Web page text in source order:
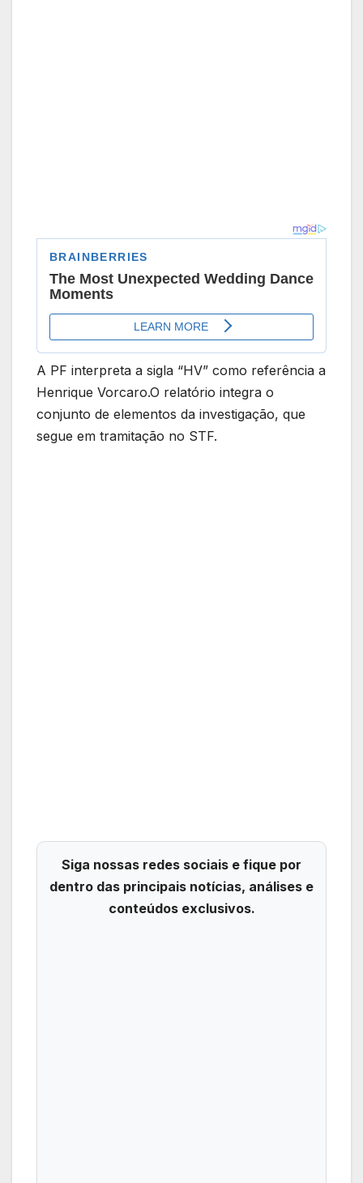
A PF interpreta a sigla “HV” como referência a
Henrique Vorcaro.O relatório integra o
conjunto de elementos da investigação, que
segue em tramitação no STF.
Siga nossas redes sociais e fique por
dentro das principais notícias, análises e
conteúdos exclusivos.